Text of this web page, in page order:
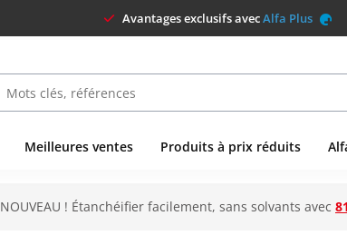
Avantages exclusifs avecAlfa Plus
Meilleures ventes Produits à prix réduits
NOUVEAU ! Étanchéifier facilement, sans solvants avec